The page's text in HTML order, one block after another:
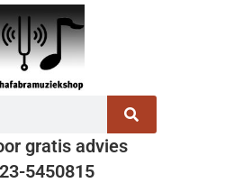
gratis advies
5450815